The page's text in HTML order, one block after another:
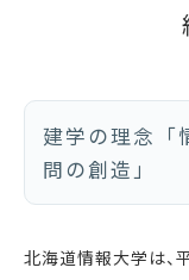
建学の理念「
問の創造」
北海道情報大学は、